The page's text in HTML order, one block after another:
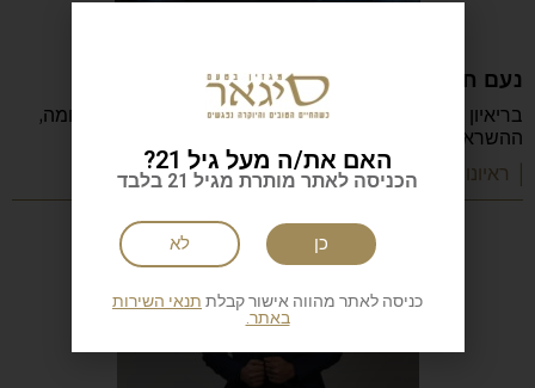
נעם חורב: הכתיבה המשפחה והישראליות
בריאיון מיוחד מספר נעם חורב על הכתיבה, ההורות, המלחמה,
ההשראה, הקריירה והדרך שהפכה אותו לאחד
| ראיונות מעוררי השראה
האם את/ה מעל גיל 21?
הכניסה לאתר מותרת מגיל 21 בלבד
לא כן
כניסה לאתר מהווה אישור קבלת תנאי השירות
באתר.